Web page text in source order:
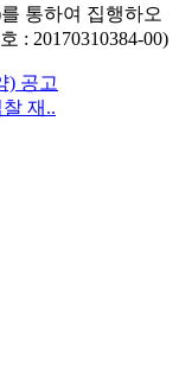
통하여 집행하오
: 20170310384-00)
) 공고
재..